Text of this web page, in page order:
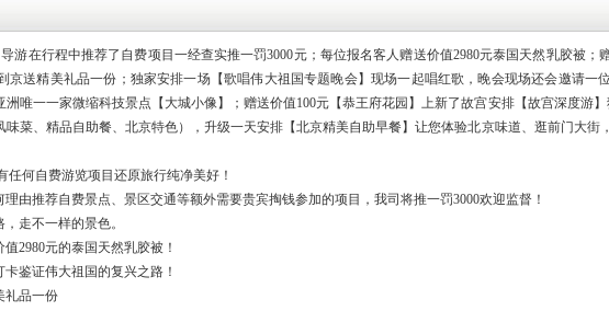
游在行程中推荐了自费项目一经查实推一罚3000元；每位报名客人赠送价值2980元泰国天然乳胶被；
京送精美礼品一份；独家安排一场【歌唱伟大祖国专题晚会】现场一起唱红歌，晚会现场还会邀请一
唯一一家微缩科技景点【大城小像】；赠送价值100元【恭王府花园】上新了故宫安排【故宫深度游】
菜、精品自助餐、北京特色），升级一天安排【北京精美自助早餐】让您体验北京味道、逛前门大街
何自费游览项目还原旅行纯净美好！
由推荐自费景点、景区交通等额外需要贵宾掏钱参加的项目，我司将推一罚3000欢迎监督！
走不一样的景色。
2980元的泰国天然乳胶被！
鉴证伟大祖国的复兴之路！
礼品一份